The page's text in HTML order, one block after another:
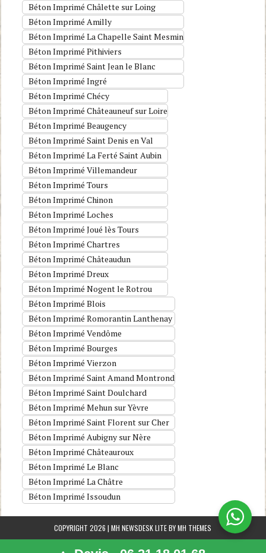
Béton Imprimé Châlette sur Loing
Béton Imprimé Amilly
Béton Imprimé La Chapelle Saint Mesmin
Béton Imprimé Pithiviers
Béton Imprimé Saint Jean le Blanc
Béton Imprimé Ingré
Béton Imprimé Chécy
Béton Imprimé Châteauneuf sur Loire
Béton Imprimé Beaugency
Béton Imprimé Saint Denis en Val
Béton Imprimé La Ferté Saint Aubin
Béton Imprimé Villemandeur
Béton Imprimé Tours
Béton Imprimé Chinon
Béton Imprimé Loches
Béton Imprimé Joué lès Tours
Béton Imprimé Chartres
Béton Imprimé Châteaudun
Béton Imprimé Dreux
Béton Imprimé Nogent le Rotrou
Béton Imprimé Blois
Béton Imprimé Romorantin Lanthenay
Béton Imprimé Vendôme
Béton Imprimé Bourges
Béton Imprimé Vierzon
Béton Imprimé Saint Amand Montrond
Béton Imprimé Saint Doulchard
Béton Imprimé Mehun sur Yèvre
Béton Imprimé Saint Florent sur Cher
Béton Imprimé Aubigny sur Nère
Béton Imprimé Châteauroux
Béton Imprimé Le Blanc
Béton Imprimé La Châtre
Béton Imprimé Issoudun
COPYRIGHT 2026 | MH NEWSDESK LITE BYMH THEMES